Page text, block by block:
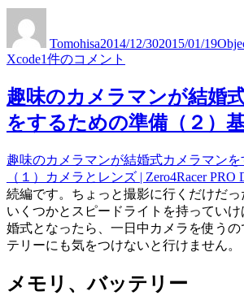
術
所
感”
の
ョ
ン
技
術
所
に
指
で
ー
タ
イ
が
で
き
る
英
語
ボ
者
Tomohisa日:
2014/12/302015/01/19ゴ
ー
Xcode片
親
指
で
ー
タ
イ
プ
が
で
る
1件のコメント
趣味のカメラマンが結婚
をするための準備（２）
趣味のカメラマンが結婚式カメラマン
（１）カメラとレンズ | Zero4Racer PRO
続編です。ちょっと撮影に行くだけだ
いくつかとスピードライトを持ってい
婚式となったら、一日中カメラを使うの
テリーにも気をつけないと行けません。
メモリ、バッテリー